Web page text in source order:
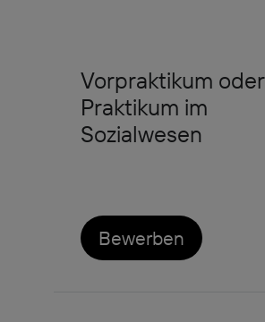
Vorpraktikum oder
Praktikum im
Sozialwesen
Bewerben